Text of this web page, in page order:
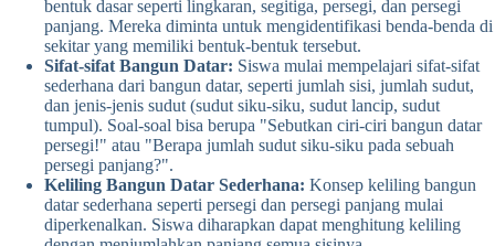
bentuk dasar seperti lingkaran, segitiga, persegi, dan persegi
panjang. Mereka diminta untuk mengidentifikasi benda-benda di
sekitar yang memiliki bentuk-bentuk tersebut.
Sifat-sifat Bangun Datar: Siswa mulai mempelajari sifat-sifat
sederhana dari bangun datar, seperti jumlah sisi, jumlah sudut,
dan jenis-jenis sudut (sudut siku-siku, sudut lancip, sudut
tumpul). Soal-soal bisa berupa "Sebutkan ciri-ciri bangun datar
persegi!" atau "Berapa jumlah sudut siku-siku pada sebuah
persegi panjang?".
Keliling Bangun Datar Sederhana: Konsep keliling bangun
datar sederhana seperti persegi dan persegi panjang mulai
diperkenalkan. Siswa diharapkan dapat menghitung keliling